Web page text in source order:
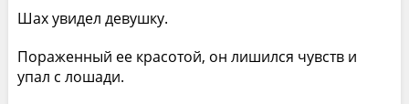
Шах увидел девушку.
Пораженный ее красотой, он лишился чувств и
упал с лошади.